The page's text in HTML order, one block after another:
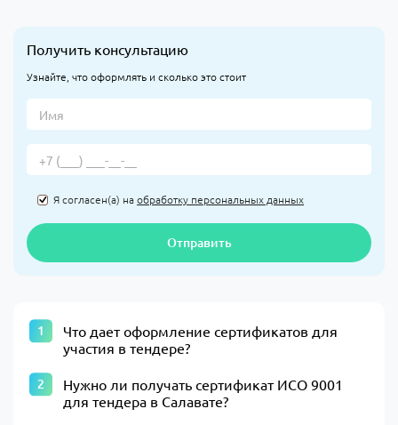
Получить консультацию
Узнайте, что оформлять и сколько это стоит
Я согласен(а) наобработку персональных данных
Отправить
Что дает оформление сертификатов для
участия в тендере?
Нужно ли получать сертификат ИСО 9001
для тендера в Салавате?